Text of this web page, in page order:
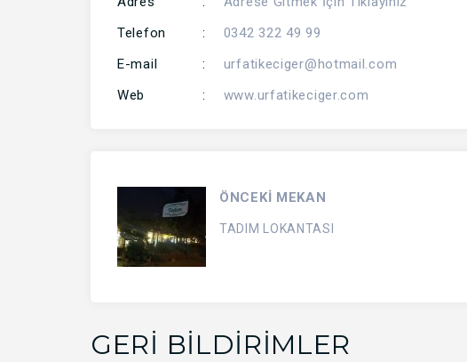
Telefon
:
0342 322 49 99
E-mail
:
urfatikeciger@hotmail.com
Web
: www.urfatikeciger.com
ÖNCEKİ MEKAN
TADIM LOKANTASI
GERI BILDIRIMLER